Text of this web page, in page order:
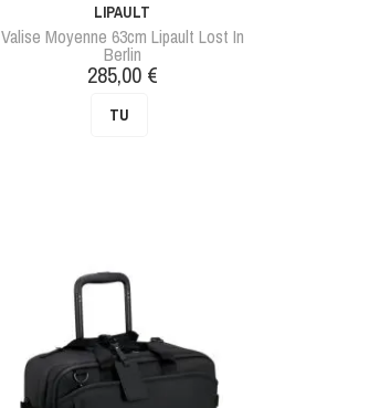
LIPAULT
Valise Moyenne 63cm Lipault Lost In
Berlin
Prix
285,00 €
TU